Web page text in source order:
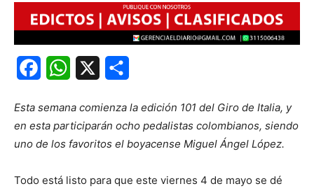
FacebookWhatsApp
Esta semana comienza la edición 101 del Giro de Italia, y
en esta participarán ocho pedalistas colombianos, siendo
uno de los favoritos el boyacense Miguel Ángel López.
Todo está listo para que este viernes 4 de mayo se dé